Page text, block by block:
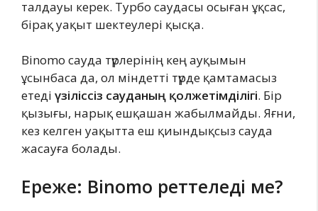
талдауы керек. Турбо саудасы осыған ұқсас,
бірақ уақыт шектеулері қысқа.
Binomo сауда түрлерінің кең ауқымын
ұсынбаса да, ол міндетті түрде қамтамасыз
етеді үзіліссіз сауданың қолжетімділігі. Бір
қызығы, нарық ешқашан жабылмайды. Яғни,
кез келген уақытта еш қиындықсыз сауда
жасауға болады.
Ереже: Binomo реттеледі ме?